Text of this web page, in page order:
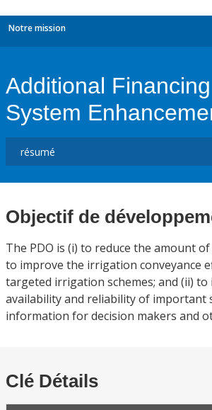
Notre mission
Additional
System
Objectif de
The PDO is (i) to reduce the amount
to improve the irrigation conveyance
targeted irrigation schemes; and (ii) to
availability and reliability of important
information for decision makers and
Clé Détails